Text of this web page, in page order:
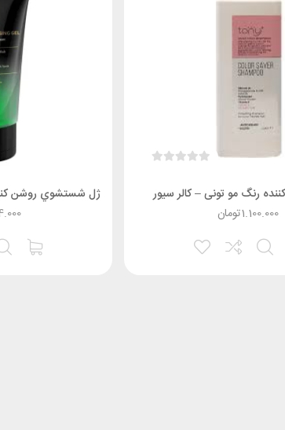
رنگ مو تونی – کالر سیور
تومان1.100.000